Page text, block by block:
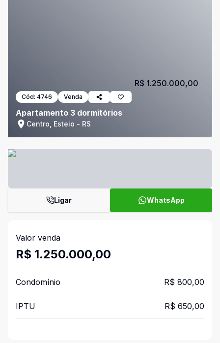
Cód: 4746 Venda
Apartamento 3 dormitórios
Centro, Esteio - RS
R$ 1.250.000,00
Ligar WhatsApp
Valor venda
R$ 1.250.000,00
Condomínio R$ 800,00
IPTU R$ 650,00